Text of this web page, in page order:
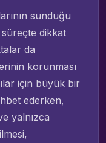
sunduğu
süreçte dikkat
da
korunması
için büyük bir
ederken,
yalnızca